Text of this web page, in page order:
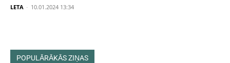
LETA - 10.01.2024 13:34
POPULĀRĀKĀS ZIŅAS